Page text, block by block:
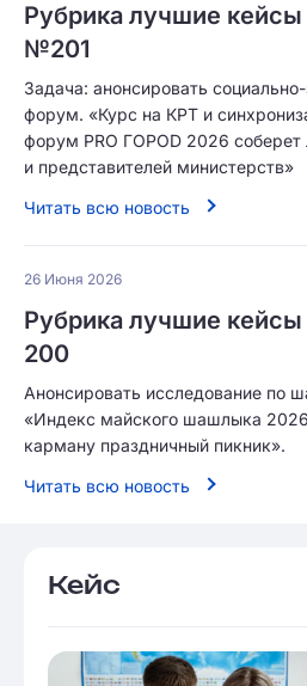
Рубрика лучшие
№201
Задача: анонсировать
форум. «Курс на КРТ и
форум PRO ГОРОD 2026 соберет
и представителей министерств»
Читать всю новость
26 Июня 2026
Рубрика лучшие
200
Анонсировать исследование по
«Индекс майского шашлыка
карману праздничный пикник».
Читать всю новость
Кейс